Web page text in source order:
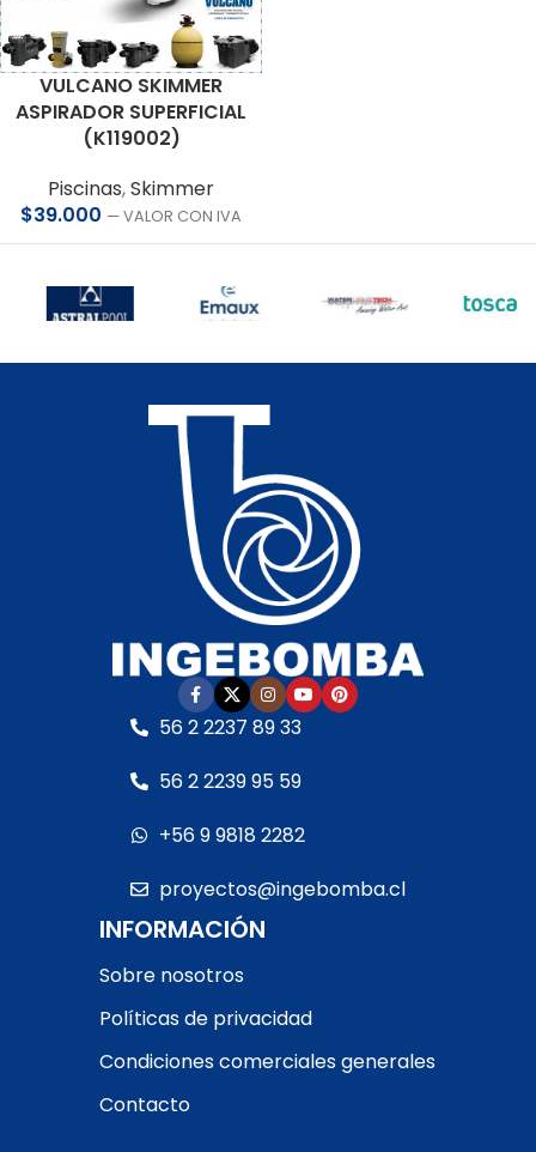
VULCANO SKIMMER
ASPIRADOR SUPERFICIAL
(K119002)
Piscinas,Skimmer
$39.000 — VALOR CON IVA
56 2 2237 89 33
56 2 2239 95 59
+56 9 9818 2282
proyectos@ingebomba.cl
INFORMACIÓN
Sobre nosotros
Políticas de privacidad
Condiciones comerciales generales
Contacto